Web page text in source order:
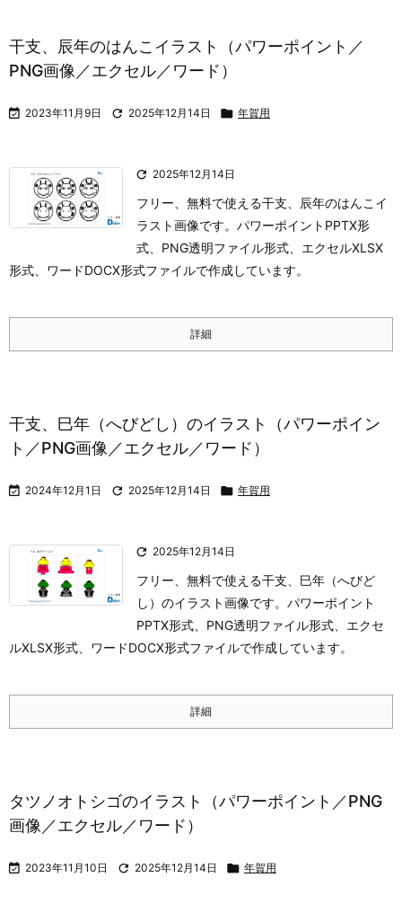
干支、辰年のはんこイラスト（パワーポイント／
PNG画像／エクセル／ワード）
 2023年11月9日  2025年12月14日  年賀用
 2025年12月14日
フリー、無料で使える干支、辰年のはんこイ
ラスト画像です。パワーポイントPPTX形
式、PNG透明ファイル形式、エクセルXLSX
形式、ワードDOCX形式ファイルで作成しています。
詳細
干支、巳年（へびどし）のイラスト（パワーポイン
ト／PNG画像／エクセル／ワード）
 2024年12月1日  2025年12月14日  年賀用
 2025年12月14日
フリー、無料で使える干支、巳年（へびど
し）のイラスト画像です。パワーポイント
PPTX形式、PNG透明ファイル形式、エクセ
ルXLSX形式、ワードDOCX形式ファイルで作成しています。
詳細
タツノオトシゴのイラスト（パワーポイント／PNG
画像／エクセル／ワード）
 2023年11月10日  2025年12月14日  年賀用